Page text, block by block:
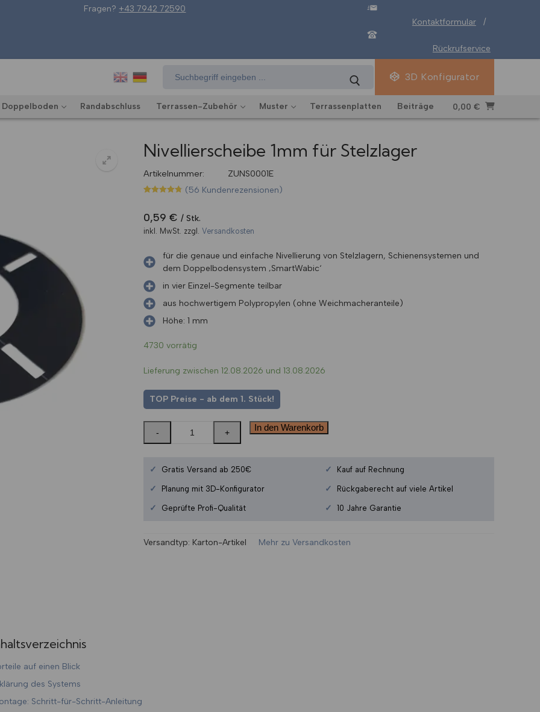
Fragen? +43 7942 72590
Kontaktformular/
Rückrufservice
3D Konfigurator
Doppelboden Randabschluss Terrassen-Zubehör Muster Terrassenplatten Beiträge 0,00€
Nivellierscheibe 1mm für Stelzlager
Artikelnummer: ZUNS0001E
basierend
auf
Kundenbewertungen
(56 Kundenrezensionen)
0,59 € Stk.
inkl. MwSt. zzgl. Versandkosten
für die genaue und einfache Nivellierung von Stelzlagern, Schienensystemen und
dem Doppelbodensystem ‚SmartWabic‘
in vier Einzel-Segmente teilbar
aus hochwertigem Polypropylen (ohne Weichmacheranteile)
Höhe: 1 mm
4730 vorrätig
Lieferung zwischen 12.08.2026 und 13.08.2026
TOP Preise - ab dem 1. Stück!
In den Warenkorb
✓ Gratis Versand ab 250€ ✓ Kauf auf Rechnung
✓ Planung mit 3D-Konfigurator ✓ Rückgaberecht auf viele Artikel
✓ Geprüfte Profi-Qualität ✓ 10 Jahre Garantie
Versandtyp: Karton-Artikel Mehr zu Versandkosten
auf einen Blick
des Systems
Schritt-für-Schritt-Anleitung